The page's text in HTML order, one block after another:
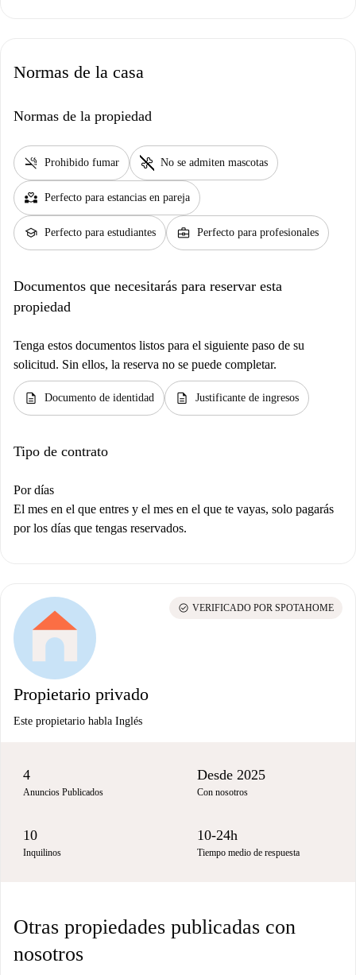
Normas de la casa
Normas de la propiedad
smoke_free Prohibido fumar pet_supplies No se admiten mascotas
partner_heart Perfecto para estancias en pareja
school Perfecto para estudiantes business_center Perfecto para profesionales
Documentos que necesitarás para reservar esta
propiedad
Tenga estos documentos listos para el siguiente paso de su
solicitud. Sin ellos, la reserva no se puede completar.
description Documento de identidad description Justificante de ingresos
Tipo de contrato
Por días
El mes en el que entres y el mes en el que te vayas, solo pagarás
por los días que tengas reservados.
Propietario privado
Este propietario habla Inglés
check_circle VERIFICADO POR SPOTAHOME
4
Anuncios Publicados
Desde 2025
Con nosotros
10
Inquilinos
10-24h
Tiempo medio de respuesta
Otras propiedades publicadas con
nosotros